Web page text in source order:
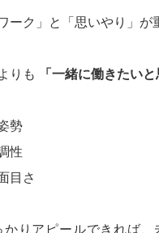
ーク」と「思いやり」が
りも 「一緒に働きたいと
勢
性
目さ
りアピールできれば